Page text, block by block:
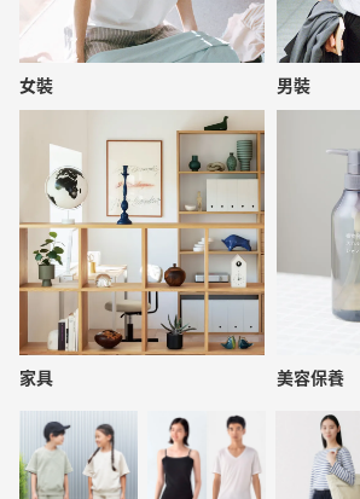
女裝 男裝
家具 美容保養